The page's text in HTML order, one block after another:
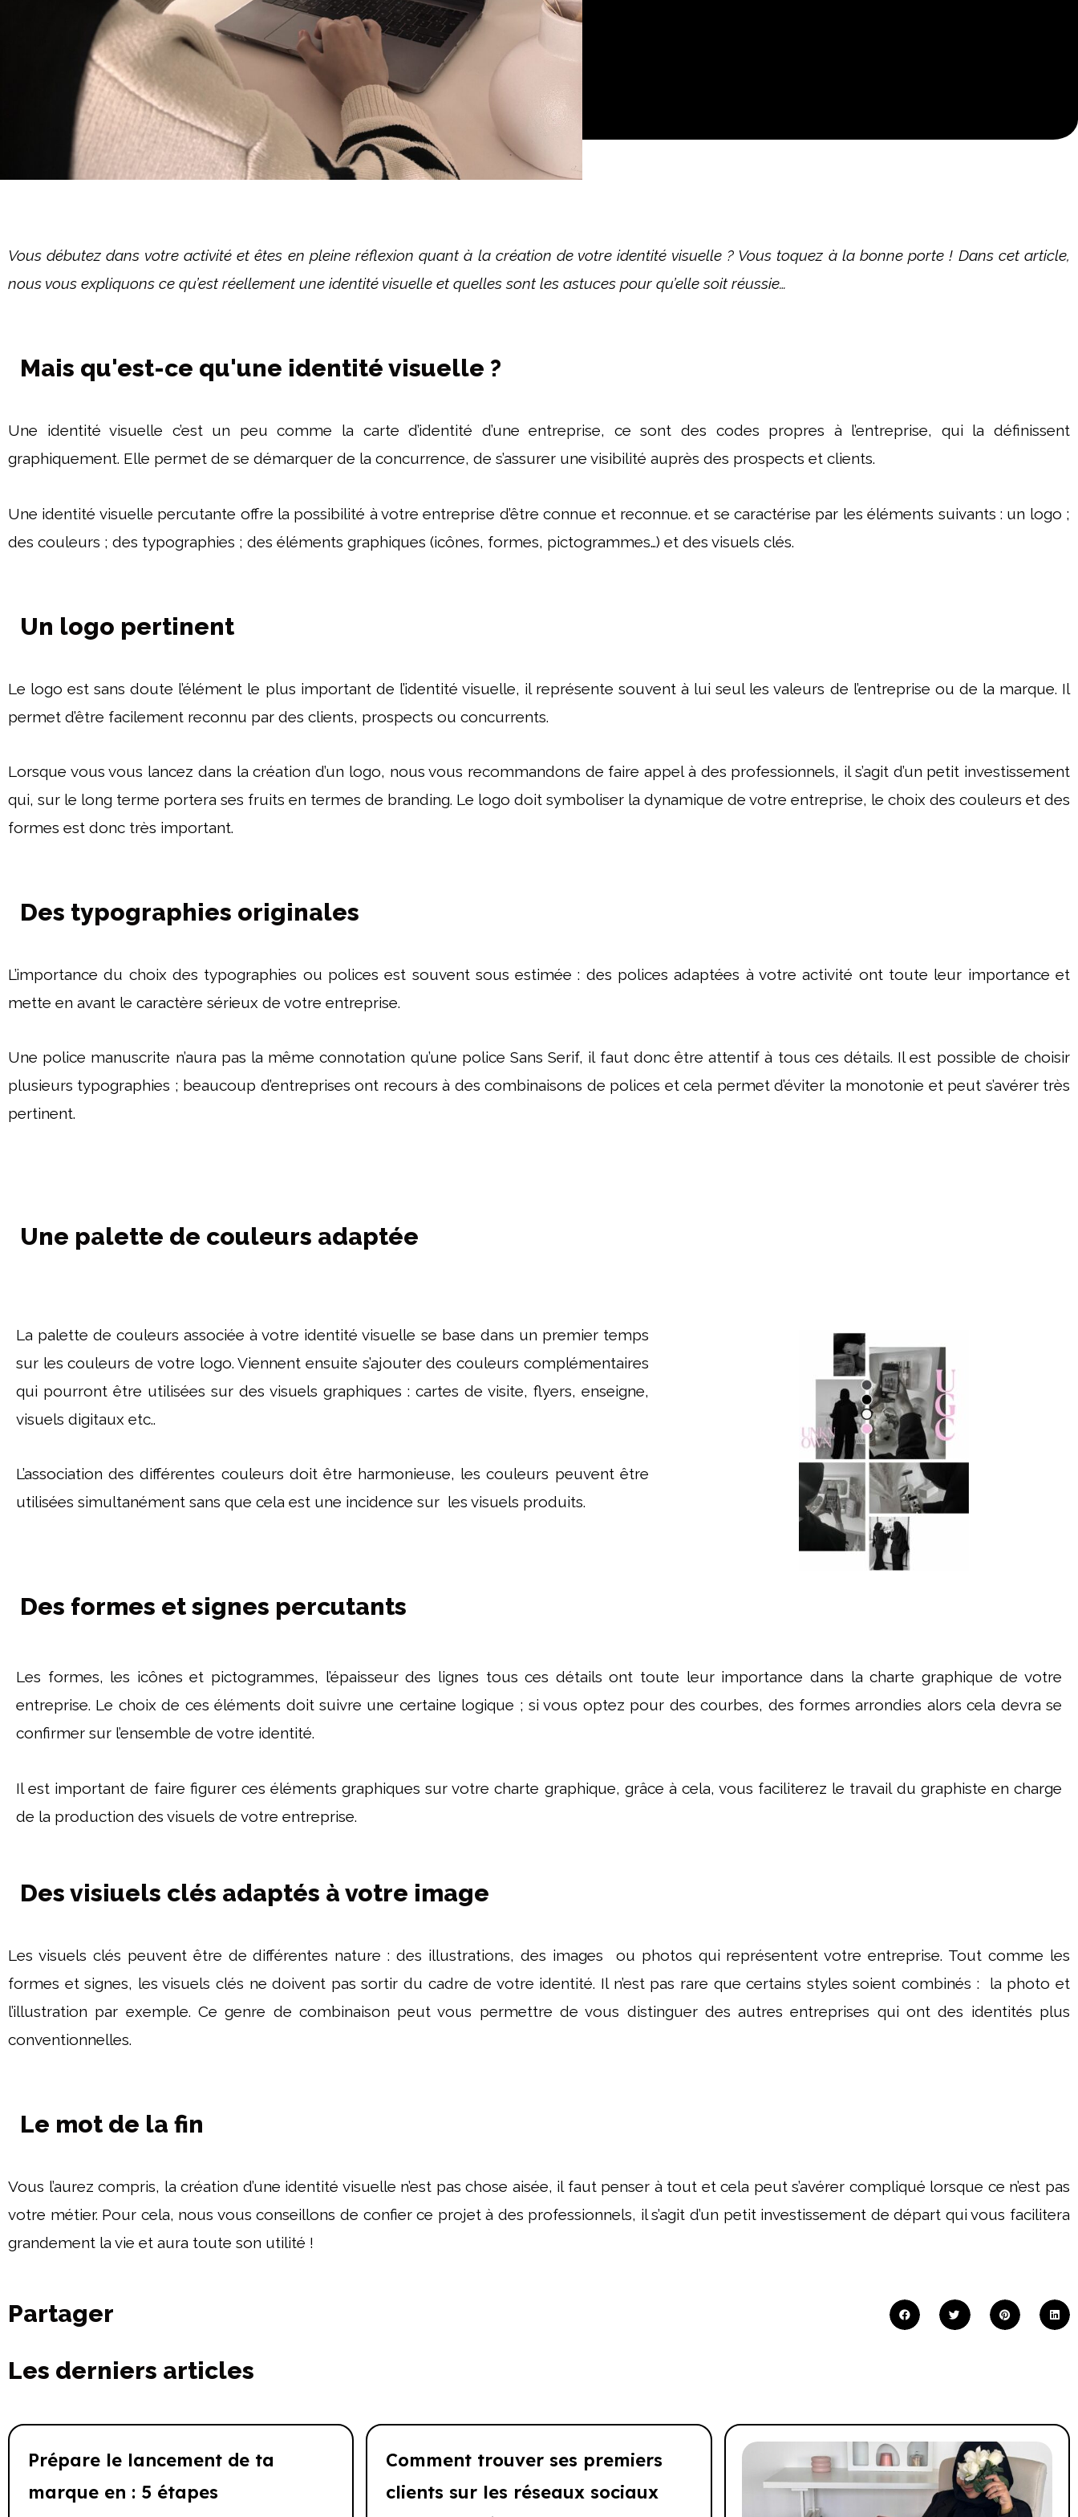
Vous débutez dans votre activité et êtes en pleine réflexion quant à la création de votre identité visuelle ? Vous toquez à la bonne porte ! Dans cet article,
nous vous expliquons ce qu’est réellement une identité visuelle et quelles sont les astuces pour qu’elle soit réussie…
Mais qu'est-ce qu'une identité visuelle ?
Une identité visuelle c’est un peu comme la carte d’identité d’une entreprise, ce sont des codes propres à l’entreprise, qui la définissent
graphiquement. Elle permet de se démarquer de la concurrence, de s’assurer une visibilité auprès des prospects et clients.
Une identité visuelle percutante offre la possibilité à votre entreprise d’être connue et reconnue. et se caractérise par les éléments suivants : un logo ;
des couleurs ; des typographies ; des éléments graphiques (icônes, formes, pictogrammes…) et des visuels clés.
Un logo pertinent
Le logo est sans doute l’élément le plus important de l’identité visuelle, il représente souvent à lui seul les valeurs de l’entreprise ou de la marque. Il
permet d’être facilement reconnu par des clients, prospects ou concurrents.
Lorsque vous vous lancez dans la création d’un logo, nous vous recommandons de faire appel à des professionnels, il s’agit d’un petit investissement
qui, sur le long terme portera ses fruits en termes de branding. Le logo doit symboliser la dynamique de votre entreprise, le choix des couleurs et des
formes est donc très important.
Des typographies originales
L’importance du choix des typographies ou polices est souvent sous estimée : des polices adaptées à votre activité ont toute leur importance et
mette en avant le caractère sérieux de votre entreprise.
Une police manuscrite n’aura pas la même connotation qu’une police Sans Serif, il faut donc être attentif à tous ces détails. Il est possible de choisir
plusieurs typographies ; beaucoup d’entreprises ont recours à des combinaisons de polices et cela permet d’éviter la monotonie et peut s’avérer très
pertinent.
Une palette de couleurs adaptée
La palette de couleurs associée à votre identité visuelle se base dans un premier temps
sur les couleurs de votre logo. Viennent ensuite s’ajouter des couleurs complémentaires
qui pourront être utilisées sur des visuels graphiques : cartes de visite, flyers, enseigne,
visuels digitaux etc..
L’association des différentes couleurs doit être harmonieuse, les couleurs peuvent être
utilisées simultanément sans que cela est une incidence sur les visuels produits.
Des formes et signes percutants
Les formes, les icônes et pictogrammes, l’épaisseur des lignes tous ces détails ont toute leur importance dans la charte graphique de votre
entreprise. Le choix de ces éléments doit suivre une certaine logique ; si vous optez pour des courbes, des formes arrondies alors cela devra se
confirmer sur l’ensemble de votre identité.
Il est important de faire figurer ces éléments graphiques sur votre charte graphique, grâce à cela, vous faciliterez le travail du graphiste en charge
de la production des visuels de votre entreprise.
Des visiuels clés adaptés à votre image
Les visuels clés peuvent être de différentes nature : des illustrations, des images ou photos qui représentent votre entreprise. Tout comme les
formes et signes, les visuels clés ne doivent pas sortir du cadre de votre identité. Il n’est pas rare que certains styles soient combinés : la photo et
l’illustration par exemple. Ce genre de combinaison peut vous permettre de vous distinguer des autres entreprises qui ont des identités plus
conventionnelles.
Le mot de la fin
Vous l’aurez compris, la création d’une identité visuelle n’est pas chose aisée, il faut penser à tout et cela peut s’avérer compliqué lorsque ce n’est pas
votre métier. Pour cela, nous vous conseillons de confier ce projet à des professionnels, il s’agit d’un petit investissement de départ qui vous facilitera
grandement la vie et aura toute son utilité !
Partager
Les derniers articles
Prépare le lancement de ta
marque en : 5 étapes
Comment trouver ses premiers
clients sur les réseaux sociaux